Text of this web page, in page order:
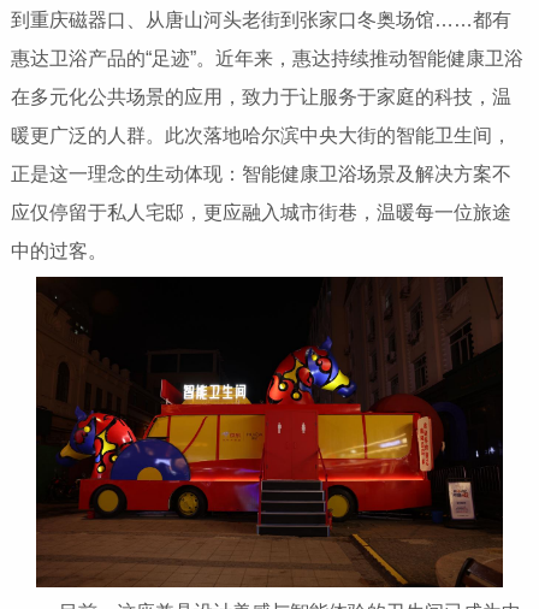
到重庆磁器口、从唐山河头老街到张家口冬奥场馆……都有
惠达卫浴产品的“足迹”。近年来，惠达持续推动智能健康卫浴
在多元化公共场景的应用，致力于让服务于家庭的科技，温
暖更广泛的人群。此次落地哈尔滨中央大街的智能卫生间，
正是这一理念的生动体现：智能健康卫浴场景及解决方案不
应仅停留于私人宅邸，更应融入城市街巷，温暖每一位旅途
中的过客。